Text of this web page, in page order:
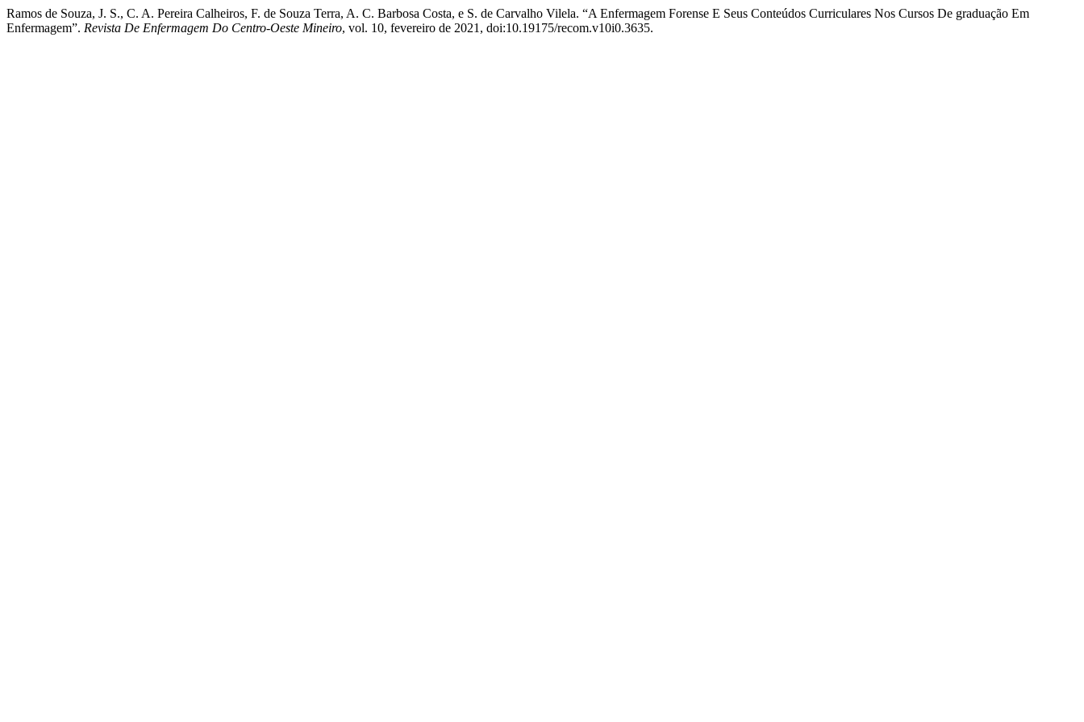
Ramos de Souza, J. S., C. A. Pereira Calheiros, F. de Souza Terra, A. C. Barbosa Costa, e S. de Carvalho Vilela. “A Enfermagem Forense E Seus Conteúdos Curriculares Nos Cursos De graduação Em
Enfermagem”. Revista De Enfermagem Do Centro-Oeste Mineiro, vol. 10, fevereiro de 2021, doi:10.19175/recom.v10i0.3635.